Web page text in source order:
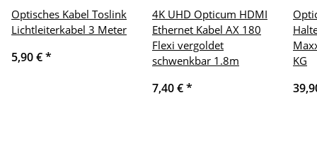
Optisches Kabel Toslink
Lichtleiterkabel 3 Meter
5,90 €*
4K UHD Opticum HDMI
Ethernet Kabel AX 180
Flexi vergoldet
schwenkbar 1.8m
7,40 €*
KG